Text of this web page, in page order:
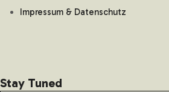
Impressum & Datenschutz
Stay Tuned